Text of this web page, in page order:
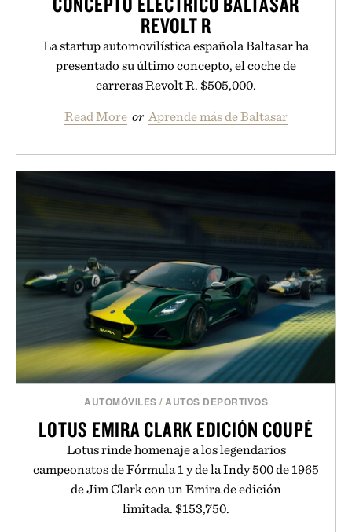
REVOLT R
La startup automovilística española Baltasar ha
presentado su último concepto, el coche de
carreras Revolt R. $505,000.
Read More or Aprende más de Baltasar
AUTOMÓVILES /AUTOS DEPORTIVOS
LOTUS EMIRA CLARK EDICIÓN COUPÉ
Lotus rinde homenaje a los legendarios
campeonatos de Fórmula 1 y de la Indy 500 de 1965
de Jim Clark con un Emira de edición
limitada. $153,750.